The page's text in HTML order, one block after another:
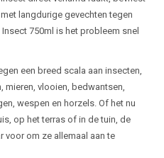
langdurige gevechten tegen
750ml is het probleem snel
een breed scala aan insecten,
mieren, vlooien, bedwantsen,
wespen en horzels. Of het nu
op het terras of in de tuin, de
voor om ze allemaal aan te